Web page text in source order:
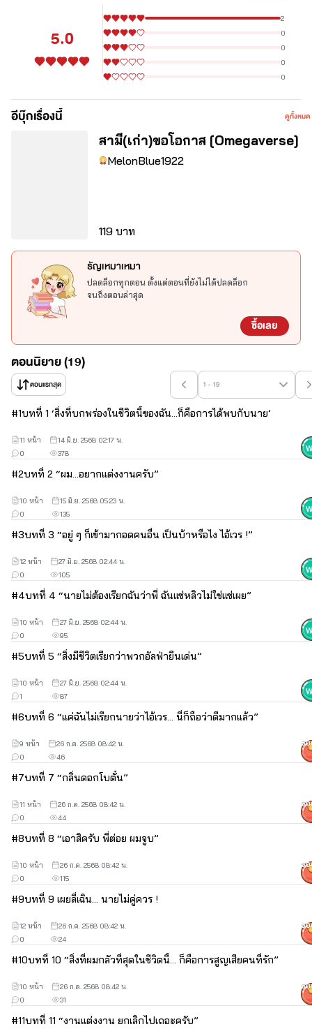
เพราะความลุ่มหลงในอำนาจทำให้ 'เผยลี่เฉิน'
ต้องสูญเสีย
'หลิวเหยียน' ภรรยาอันเป็นที่รักไปตลอดกาล
เมื่อภรรยาจากไปความเจ็บปวดกัดกินหัวใจ
และครั้งนี้เขาจะแก้ไขเรื่องที่ผิดพลาด
ไม่เดินซ้ำรอยเดิมอีก
แต่ดูเหมือนว่าการกลับมาของเขาในครั้งนี้
ทุกอย่างไม่ได้ง่ายดายขนาดนั้น
_________________________________
“แค่ฉันไม่เรียกนายว่าไอ้เวร...นี่ก็ถือว่าดีมากแล้ว"
_________________________________
5.0
2
0
0
0
0
อีบุ๊กเรื่องนี้ ดูทั้งหมด
สามี(เก่า)ขอโอกาส [Omegaverse]
MelonBlue1922
119 บาท
ธัญเหมาเหมา
ปลดล็อกทุกตอน ตั้งแต่ตอนที่ยังไม่ได้ปลดล็อก
จนถึงตอนล่าสุด
ซื้อเลย
ตอนนิยาย (19)
ตอนแรกสุด 1 - 19
#1บทที่ 1 ‘สิ่งที่บกพร่องในชีวิตนี้ของฉัน...ก็คือการได้พบกับนาย’
378
0
11 หน้า 14 มิ.ย. 2568 02:17 น.
#2บทที่ 2 “ผม...อยากแต่งงานครับ”
135
0
10 หน้า 15 มิ.ย. 2568 05:23 น.
#3บทที่ 3 “อยู่ ๆ ก็เข้ามากอดคนอื่น เป็นบ้าหรือไง ไอ้เวร !”
105
0
12 หน้า 27 มิ.ย. 2568 02:44 น.
#4บทที่ 4 “นายไม่ต้องเรียกฉันว่าพี่ ฉันแซ่หลิวไม่ใช่แซ่เผย”
95
0
10 หน้า 27 มิ.ย. 2568 02:44 น.
#5บทที่ 5 “สิ่งมีชีวิตเรียกว่าพวกอัลฟ่ายีนเด่น”
87
1
10 หน้า 27 มิ.ย. 2568 02:44 น.
#6บทที่ 6 “แค่ฉันไม่เรียกนายว่าไอ้เวร... นี่ก็ถือว่าดีมากแล้ว”
46
0
9 หน้า 26 ก.ค. 2568 08:42 น.
#7บทที่ 7 “กลิ่นดอกโบตั๋น”
44
0
11 หน้า 26 ก.ค. 2568 08:42 น.
#8บทที่ 8 “เอาสิครับ พี่ต่อย ผมจูบ”
115
0
10 หน้า 26 ก.ค. 2568 08:42 น.
#9บทที่ 9 เผยลี่เฉิน... นายไม่คู่ควร !
24
0
12 หน้า 26 ก.ค. 2568 08:42 น.
#10บทที่ 10 “สิ่งที่ผมกลัวที่สุดในชีวิตนี้... ก็คือการสูญเสียคนที่รัก”
31
0
10 หน้า 26 ก.ค. 2568 08:42 น.
#11บทที่ 11 “งานแต่งงาน ยกเลิกไปเถอะครับ”